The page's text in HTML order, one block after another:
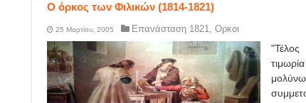
Ο όρκος των Φιλικών (1814-1821)
25 Μαρτίου, 2005 Επανάσταση 1821, Ορκοι